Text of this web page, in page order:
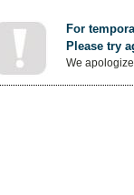
For
Please try
We